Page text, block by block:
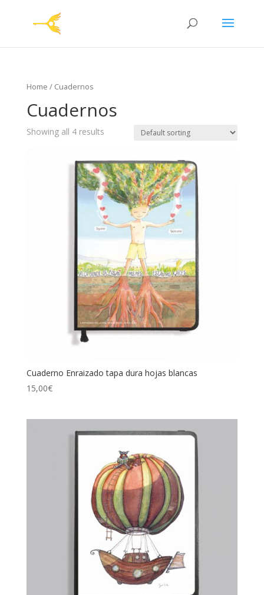
Home / Cuadernos
Cuadernos
Showing all 4 results
Cuaderno Enraizado tapa dura hojas blancas
15,00€